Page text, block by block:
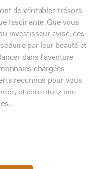
de véritables trésors
fascinante. Que vous
investisseur avisé, ces
par leur beauté et
dans l'aventure
chargées
reconnus pour vous
et constituez une